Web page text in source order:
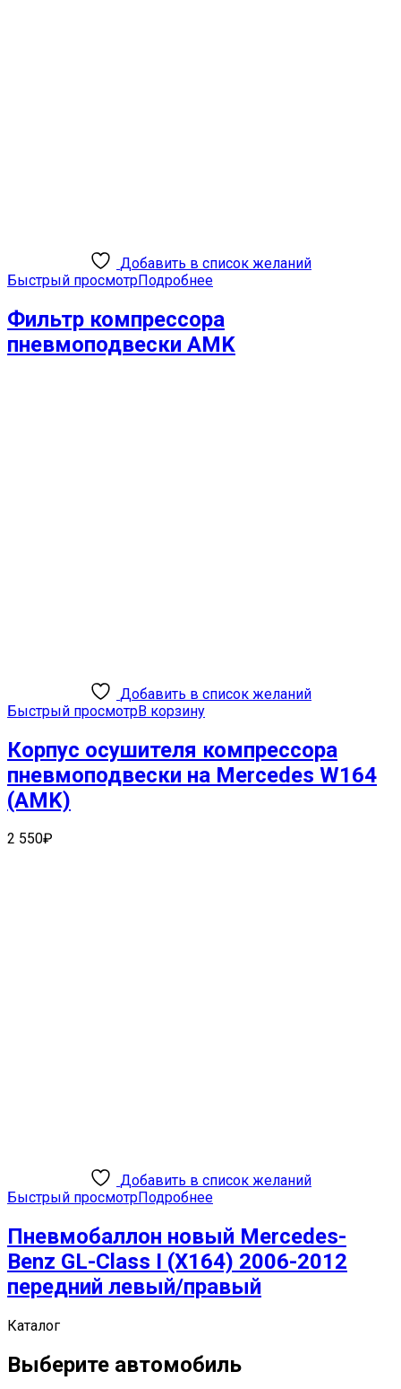
Добавить в список желаний
Быстрый просмотрПодробнее
Фильтр компрессора
пневмоподвески AMK
Добавить в список желаний
Быстрый просмотрВ корзину
Корпус осушителя компрессора
пневмоподвески на Mercedes W164
(AMK)
2 550₽
Добавить в список желаний
Быстрый просмотрПодробнее
Пневмобаллон новый Mercedes-
Benz GL-Class I (X164) 2006-2012
передний левый/правый
Каталог
Выберите автомобиль